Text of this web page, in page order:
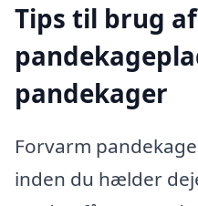
Tips til brug af
pandekager
Forvarm
inden du hælder